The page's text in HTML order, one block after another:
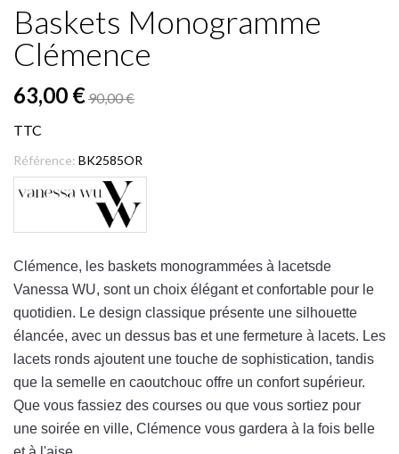
Baskets Monogramme
Clémence
63,00 €90,00 €
TTC
Référence: BK2585OR
Cl émence, les baskets monogrammées à lacetsde
Vanessa WU, sontun choix é légantetconfortable pour le
quotidien. Le design classique présente une silhouette
é ancée, avec un dessus bas etune fermeture à lacets. Les
lacets ronds ajoutentune touche de sophistication, tandis
que la semelle en caoutchouc offre un confortsupérieur.
Que vous fassiez des courses ou que vous sortiez pour
une soirée en ville, Cl émence vous gardera à la fois bel le